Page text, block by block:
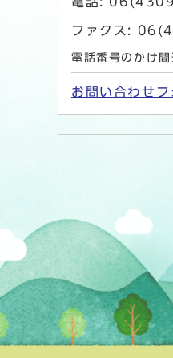
ファクス:
電話番号のかけ間
お問い合わせフ